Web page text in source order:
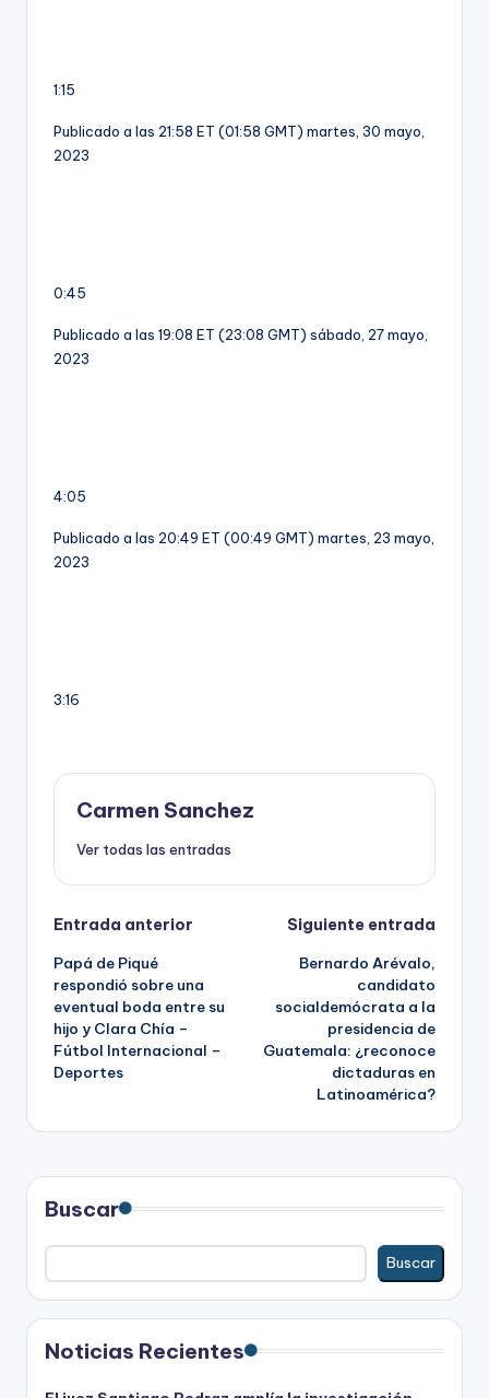
1:15
Publicado a las 21:58 ET (01:58 GMT) martes, 30 mayo,
2023
0:45
Publicado a las 19:08 ET (23:08 GMT) sábado, 27 mayo,
2023
4:05
Publicado a las 20:49 ET (00:49 GMT) martes, 23 mayo,
2023
3:16
Carmen Sanchez
Ver todas las entradas
Navegación
de
entradas
Entrada anterior
Papá de Piqué
respondió sobre una
eventual boda entre su
hijo y Clara Chía –
Fútbol Internacional –
Deportes
Siguiente entrada
Bernardo Arévalo,
candidato
socialdemócrata a la
presidencia de
Guatemala: ¿reconoce
dictaduras en
Latinoamérica?
Buscar
Buscar
Noticias Recientes